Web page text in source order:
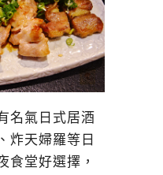
名氣日式居酒
炸天婦羅等日
食堂好選擇，